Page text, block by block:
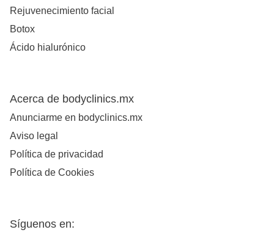
Rejuvenecimiento facial
Botox
Ácido hialurónico
Acerca de bodyclinics.mx
Anunciarme en bodyclinics.mx
Aviso legal
Política de privacidad
Política de Cookies
Síguenos en: